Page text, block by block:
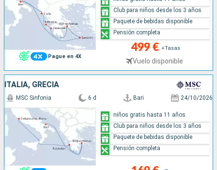
Pague en 4X
499 € +Tasas
Vuelo disponible
Club para niños desde los 3 años
Paquete de bebidas disponible
Pensión completa
ITALIA, GRECIA
MSC Sinfonia 6 d Bari 24/10/2026
niños gratis hasta 11 años
Club para niños desde los 3 años
Paquete de bebidas disponible
Pensión completa